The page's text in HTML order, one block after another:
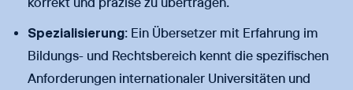
korrekt und präzise zu übertragen.
Spezialisierung: Ein Übersetzer mit Erfahrung im
Bildungs- und Rechtsbereich kennt die spezifischen
Anforderungen internationaler Universitäten und